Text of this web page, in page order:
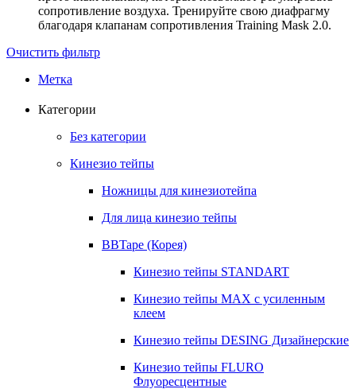
сопротивление воздуха. Тренируйте свою диафрагму
благодаря клапанам сопротивления Training Mask 2.0.
Очистить фильтр
Метка
Категории
Без категории
Кинезио тейпы
Ножницы для кинезиотейпа
Для лица кинезио тейпы
BBTape (Корея)
Кинезио тейпы STANDART
Кинезио тейпы МАХ с усиленным
клеем
Кинезио тейпы DESING Дизайнерские
Кинезио тейпы FLURO
Флуоресцентные